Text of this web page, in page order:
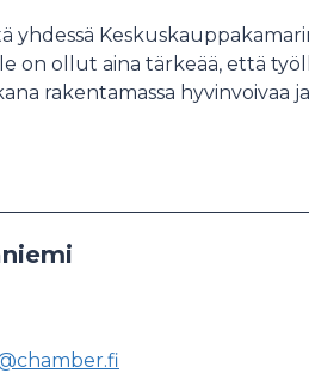
yhdessä
on ollut aina tärkeää, että
rakentamassa hyvinvoivaa